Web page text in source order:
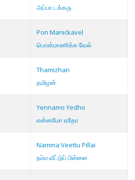
அப்பா டக்கரு
Pon Manickavel
பொன்மாணிக்க வேல்
Thamizhan
தமிழன்
Yennamo Yedho
என்னமோ ஏதோ
Namma Veettu Pillai
நம்ம வீட்டுப் பிள்ளை